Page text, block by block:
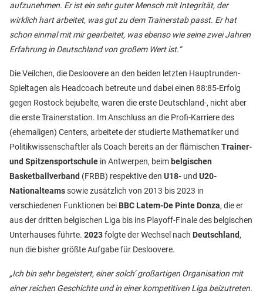
aufzunehmen. Er ist ein sehr guter Mensch mit Integrität, der
wirklich hart arbeitet, was gut zu dem Trainerstab passt. Er hat
schon einmal mit mir gearbeitet, was ebenso wie seine zwei Jahren
Erfahrung in Deutschland von großem Wert ist.“
Die Veilchen, die Desloovere an den beiden letzten Hauptrunden-
Spieltagen als Headcoach betreute und dabei einen 88:85-Erfolg
gegen Rostock bejubelte, waren die erste Deutschland-, nicht aber
die erste Trainerstation. Im Anschluss an die Profi-Karriere des
(ehemaligen) Centers, arbeitete der studierte Mathematiker und
Politikwissenschaftler als Coach bereits an der flämischen Trainer-
und Spitzensportschule in Antwerpen, beim belgischen
Basketballverband (FRBB) respektive den U18- und U20-
Nationalteamssowie zusätzlich von 2013 bis 2023 in
verschiedenen Funktionen bei BBC Latem-De Pinte Donza, die er
aus der dritten belgischen Liga bis ins Playoff-Finale des belgischen
Unterhauses führte. 2023folgte der Wechsel nach Deutschland,
nun die bisher größte Aufgabe für Desloovere.
„Ich bin sehr begeistert, einer solch‘ großartigen Organisation mit
einer reichen Geschichte und in einer kompetitiven Liga beizutreten.